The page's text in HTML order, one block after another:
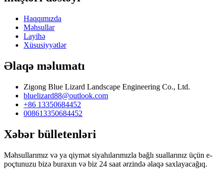
Haqqımızda
Məhsullar
Layihə
Xüsusiyyətlər
Əlaqə məlumatı
Zigong Blue Lizard Landscape Engineering Co., Ltd.
bluelizard88@outlook.com
+86 13350684452
008613350684452
Xəbər bülletenləri
Məhsullarımız və ya qiymət siyahılarımızla bağlı suallarınız üçün e-
poçtunuzu bizə buraxın və biz 24 saat ərzində əlaqə saxlayacağıq.